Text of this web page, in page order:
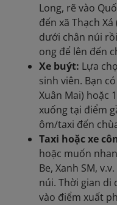
Long, rẽ vào
đến xã Thạch
dưới chân núi
ong để lên đến
Xe buýt: Lựa
sinh viên. Bạn
Xuân Mai) hoặc
xuống tại điểm
ôm/taxi đến
Taxi hoặc xe
hoặc muốn
Be, Xanh SM,
núi. Thời gian di
vào điểm xuất